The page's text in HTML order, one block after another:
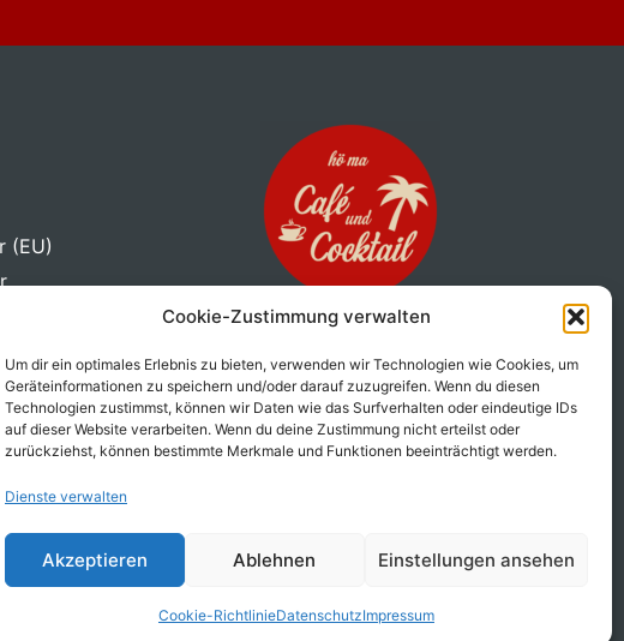
Cookie-Zustimmung verwalten
Um dir ein optimales Erlebnis zu bieten, verwenden wir Technologien wie Cookies, um
Geräteinformationen zu speichern und/oder darauf zuzugreifen. Wenn du diesen
Technologien zustimmst, können wir Daten wie das Surfverhalten oder eindeutige IDs
auf dieser Website verarbeiten. Wenn du deine Zustimmung nicht erteilst oder
zurückziehst, können bestimmte Merkmale und Funktionen beeinträchtigt werden.
Dienste verwalten
Akzeptieren Ablehnen Einstellungen ansehen
Cookie-RichtlinieDatenschutzImpressum
(EU)
Café & Cocktail Ape
Unsere liebevoll umgebaute Ape
bringt den perfekten Mix aus
italienischem Charme, Bar-Feeling